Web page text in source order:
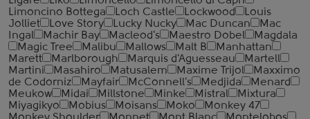
Limoncino Bottega
Loch Castle Lockwood
Louis
Jolliet
Love Story Lucky Nucky Mac Duncan
Mac
Ingal
Machir Bay Macleod's Maestro Dobel
Magdala
Magic Tree
Malibu Mallows Malt B
Manhattan
Marett
Marlborough Marquis d'Aguesseau
Martell
Martini
Masahiro Matusalem Maxime Trijol
Maxximo
de Codorniz
Mayfair McConnell's Medjida
Menard
Meukow
Midai Millstone Minke Mistral
Mixtura
Miyagikyo
Mobius Moisans Moko
Monkey 47